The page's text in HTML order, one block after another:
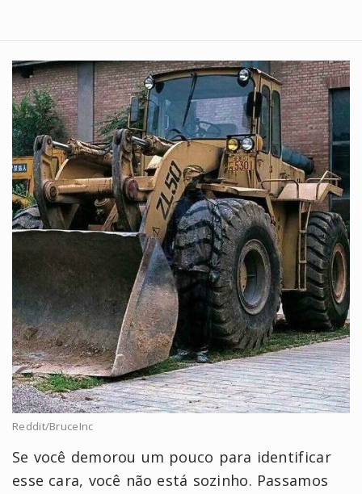
Reddit/BruceInc
Se você demorou um pouco para identificar
esse cara, você não está sozinho. Passamos